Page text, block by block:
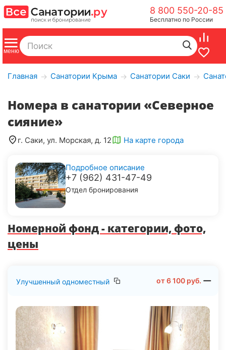
8 800 550-20-85
Бесплатно по России
Главная → Санатории Крыма → Санатории Саки →
Номера в санатории «Северное
сияние»
г. Саки, ул. Морская, д. 12 На карте города
Подробное описание
+7 (962) 431-47-49
Отдел бронирования
Номерной фонд - категории, фото,
цены
Улучшенный одноместный от6 100 руб.